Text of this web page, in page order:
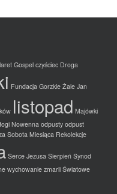
Gospel czyściec Droga
Fundacja Gorzkie Żale Jan
listopad Majówki
Nowenna odpusty odpust
Sobota Miesiąca Rekolekcje
Serce Jezusa Sierpień Synod
wychowanie zmarli Światowe